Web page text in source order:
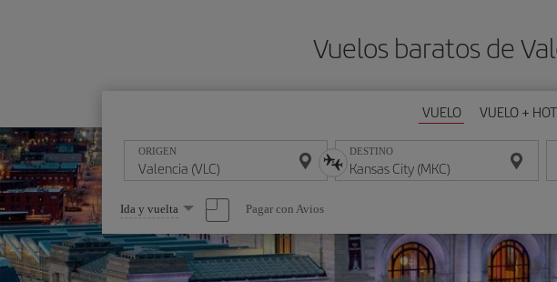
Vuelos baratos de
VUELO VUELO +
ORIGEN DESTINO
Seleccione
una
opción
Ida y vuelta Pagar con Avios